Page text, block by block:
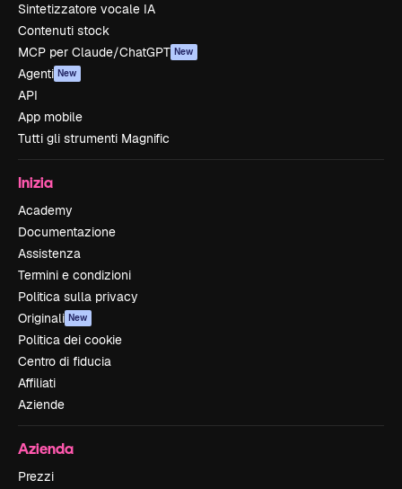
Sintetizzatore vocale IA
Contenuti stock
MCP per Claude/ChatGPT New
Agenti New
API
App mobile
Tutti gli strumenti Magnific
Inizia
Academy
Documentazione
Assistenza
Termini e condizioni
Politica sulla privacy
Originali New
Politica dei cookie
Centro di fiducia
Affiliati
Aziende
Azienda
Prezzi